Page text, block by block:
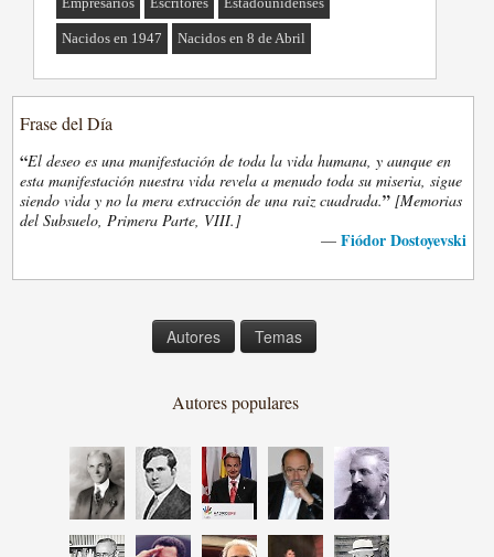
Nacidos en 1947 Nacidos en 8 de Abril
Frase del Día
“El deseo es una manifestación de toda la vida humana, y aunque en
esta manifestación nuestra vida revela a menudo toda su miseria, sigue
siendo vida y no la mera extracción de una raiz cuadrada.” [Memorias
del Subsuelo, Primera Parte, VIII.]
— Fiódor Dostoyevski
Autores Temas
Autores populares